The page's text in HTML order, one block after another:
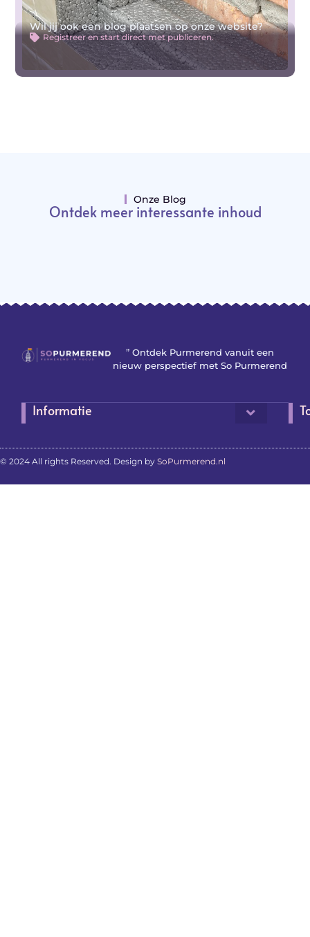
Wil jij ook een blog plaatsen op onze website?
Registreer en start direct met publiceren.
Onze Blog
Ontdek meer interessante inhoud
” Ontdek Purmerend vanuit een
nieuw perspectief met So Purmerend
Informatie
© 2024 All rights Reserved. Design by SoPurmerend.nl